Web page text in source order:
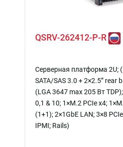
QSRV-262412-P-R
Серверная платформа 2U;
SATA/SAS 3.0 + 2×2.5” rear
(LGA 3647 max 205 Вт
0,1 & 10; 1×M.2 PCIe x4;
(1+1); 2×1GbE LAN; 3×8
IPMI; Rails)